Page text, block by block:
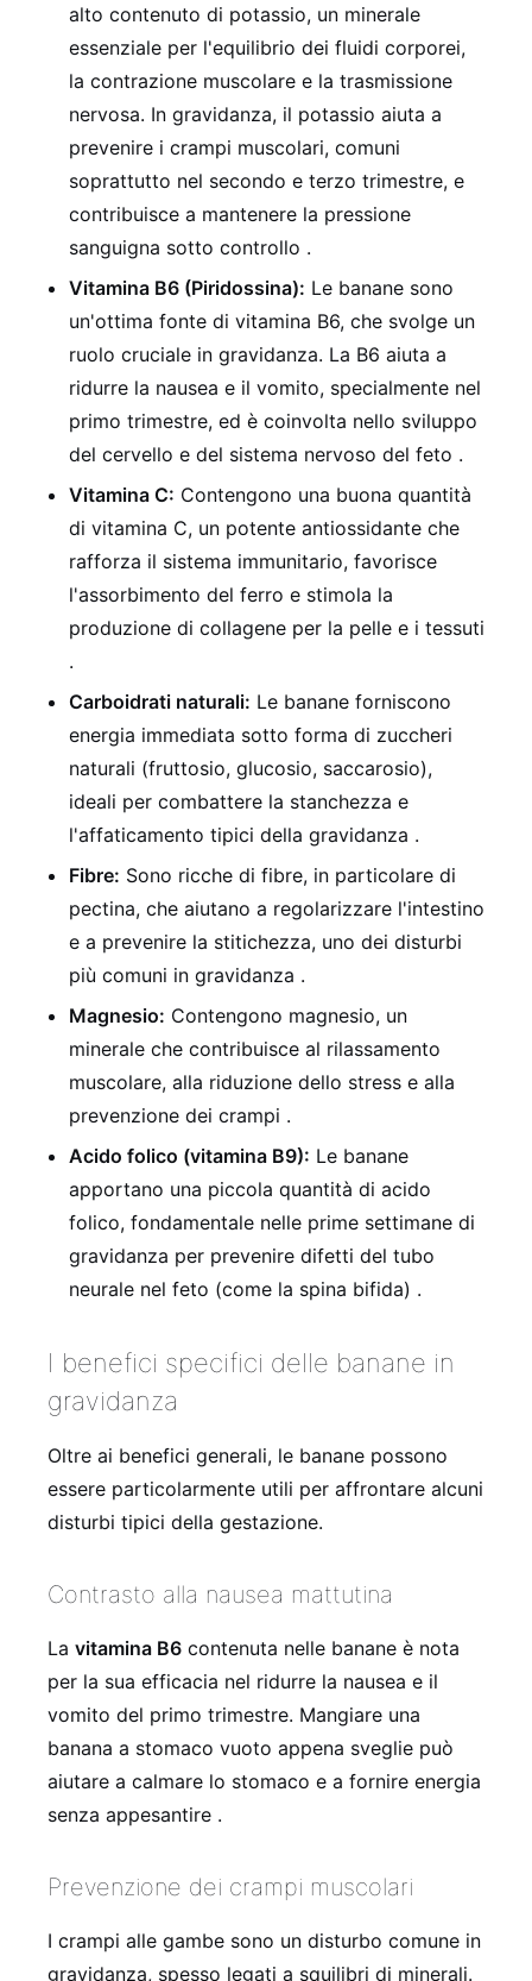
alto contenuto di potassio, un minerale
essenziale per l'equilibrio dei fluidi corporei,
la contrazione muscolare e la trasmissione
nervosa. In gravidanza, il potassio aiuta a
prevenire i crampi muscolari, comuni
soprattutto nel secondo e terzo trimestre, e
contribuisce a mantenere la pressione
sanguigna sotto controllo .
Vitamina B6 (Piridossina): Le banane sono
un'ottima fonte di vitamina B6, che svolge un
ruolo cruciale in gravidanza. La B6 aiuta a
ridurre la nausea e il vomito, specialmente nel
primo trimestre, ed è coinvolta nello sviluppo
del cervello e del sistema nervoso del feto .
Vitamina C: Contengono una buona quantità
di vitamina C, un potente antiossidante che
rafforza il sistema immunitario, favorisce
l'assorbimento del ferro e stimola la
produzione di collagene per la pelle e i tessuti
.
Carboidrati naturali: Le banane forniscono
energia immediata sotto forma di zuccheri
naturali (fruttosio, glucosio, saccarosio),
ideali per combattere la stanchezza e
l'affaticamento tipici della gravidanza .
Fibre: Sono ricche di fibre, in particolare di
pectina, che aiutano a regolarizzare l'intestino
e a prevenire la stitichezza, uno dei disturbi
più comuni in gravidanza .
Magnesio: Contengono magnesio, un
minerale che contribuisce al rilassamento
muscolare, alla riduzione dello stress e alla
prevenzione dei crampi .
Acido folico (vitamina B9): Le banane
apportano una piccola quantità di acido
folico, fondamentale nelle prime settimane di
gravidanza per prevenire difetti del tubo
neurale nel feto (come la spina bifida) .
I benefici specifici delle banane in
gravidanza
Oltre ai benefici generali, le banane possono
essere particolarmente utili per affrontare alcuni
disturbi tipici della gestazione.
Contrasto alla nausea mattutina
La vitamina B6 contenuta nelle banane è nota
per la sua efficacia nel ridurre la nausea e il
vomito del primo trimestre. Mangiare una
banana a stomaco vuoto appena sveglie può
aiutare a calmare lo stomaco e a fornire energia
senza appesantire .
Prevenzione dei crampi muscolari
I crampi alle gambe sono un disturbo comune in
gravidanza, spesso legati a squilibri di minerali.